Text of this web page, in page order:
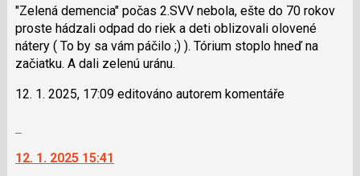
použít
i
klávesy
N
následující
pro
předchozí
"Zelená demencia" počas 2.SVV nebola, ešte do 70 rokov
proste hádzali odpad do riek a deti oblizovali olovené
nátery ( To by sa vám páčilo ;) ). Tórium stoplo hneď na
začiatku. A dali zelenú uránu.
12. 1. 2025, 17:09 editováno autorem komentáře
další
12. 1. 2025 15:41